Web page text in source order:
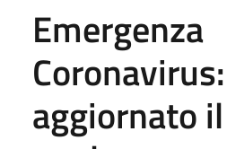
Emergenza
Coronavirus:
aggiornato